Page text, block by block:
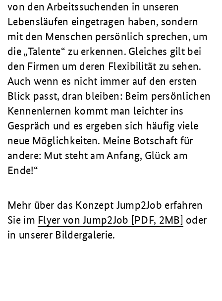
von den Arbeitssuchenden in unseren
Lebensläufen eingetragen haben, sondern
mit den Menschen persönlich sprechen, um
die „Talente“ zu erkennen. Gleiches gilt bei
den Firmen um deren Flexibilität zu sehen.
Auch wenn es nicht immer auf den ersten
Blick passt, dran bleiben: Beim persönlichen
Kennenlernen kommt man leichter ins
Gespräch und es ergeben sich häufig viele
neue Möglichkeiten. Meine Botschaft für
andere: Mut steht am Anfang, Glück am
Ende!
Mehr über das Konzept Jump2Job erfahren
Sie im Flyer von Jump2Job [PDF, 2MB] oder
in unserer Bildergalerie.